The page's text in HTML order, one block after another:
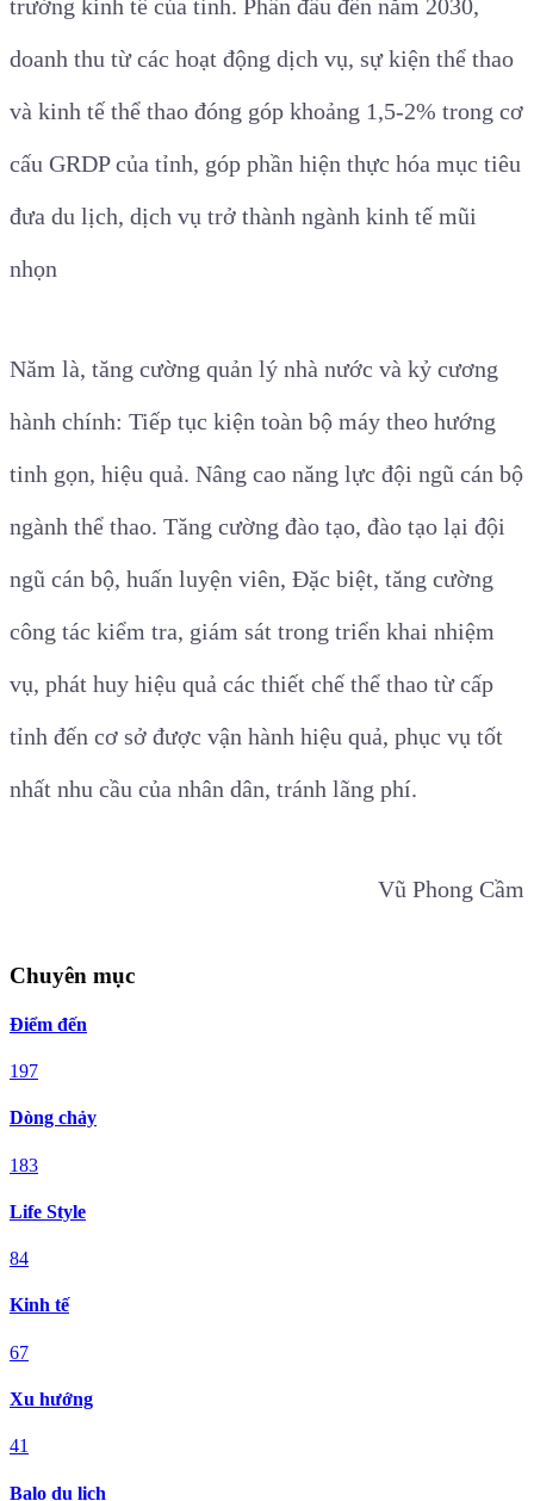
trưởng kinh tế của tỉnh. Phấn đấu đến năm 2030,
doanh thu từ các hoạt động dịch vụ, sự kiện thể thao
và kinh tế thể thao đóng góp khoảng 1,5-2% trong cơ
cấu GRDP của tỉnh, góp phần hiện thực hóa mục tiêu
đưa du lịch, dịch vụ trở thành ngành kinh tế mũi
nhọn
Năm là, tăng cường quản lý nhà nước và kỷ cương
hành chính: Tiếp tục kiện toàn bộ máy theo hướng
tinh gọn, hiệu quả. Nâng cao năng lực đội ngũ cán bộ
ngành thể thao. Tăng cường đào tạo, đào tạo lại đội
ngũ cán bộ, huấn luyện viên, Đặc biệt, tăng cường
công tác kiểm tra, giám sát trong triển khai nhiệm
vụ, phát huy hiệu quả các thiết chế thể thao từ cấp
tỉnh đến cơ sở được vận hành hiệu quả, phục vụ tốt
nhất nhu cầu của nhân dân, tránh lãng phí.
Vũ Phong Cầm
Chuyên mục
Điểm đến
197
Dòng chảy
183
Life Style
84
Kinh tế
67
Xu hướng
41
Balo du lịch